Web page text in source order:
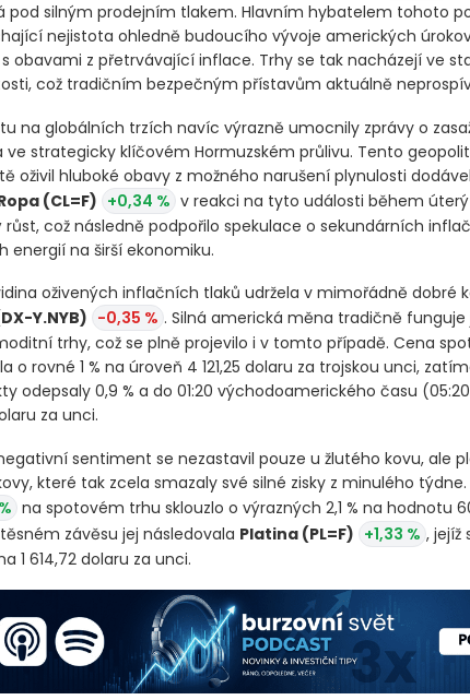
pod silným prodejním tlakem. Hlavním hybatelem tohoto
nejistota ohledně budoucího vývoje amerických
obavami z přetrvávající inflace. Trhy se tak nacházejí ve
což tradičním bezpečným přístavům aktuálně
na globálních trzích navíc výrazně umocnily zprávy o
ve strategicky klíčovém Hormuzském průlivu. Tento
oživil hluboké obavy z možného narušení plynulosti
(CL=F) +0,34 % v reakci na tyto události během
růst, což následně podpořilo spekulace o sekundárních
energií na širší ekonomiku.
oživených inflačních tlaků udržela v mimořádně dobré
Y.NYB) -0,35 % . Silná americká měna tradičně funguje
trhy, což se plně projevilo i v tomto případě. Cena
o rovné 1 % na úroveň 4 121,25 dolaru za trojskou unci,
odepsaly 0,9 % a do 01:20 východoamerického času
za unci.
sentiment se nezastavil pouze u žlutého kovu, ale
které tak zcela smazaly své silné zisky z minulého týdne.
na spotovém trhu sklouzlo o výrazných 2,1 % na hodnotu
závěsu jej následovala Platina (PL=F) +1,33 % , jejíž
1 614,72 dolaru za unci.